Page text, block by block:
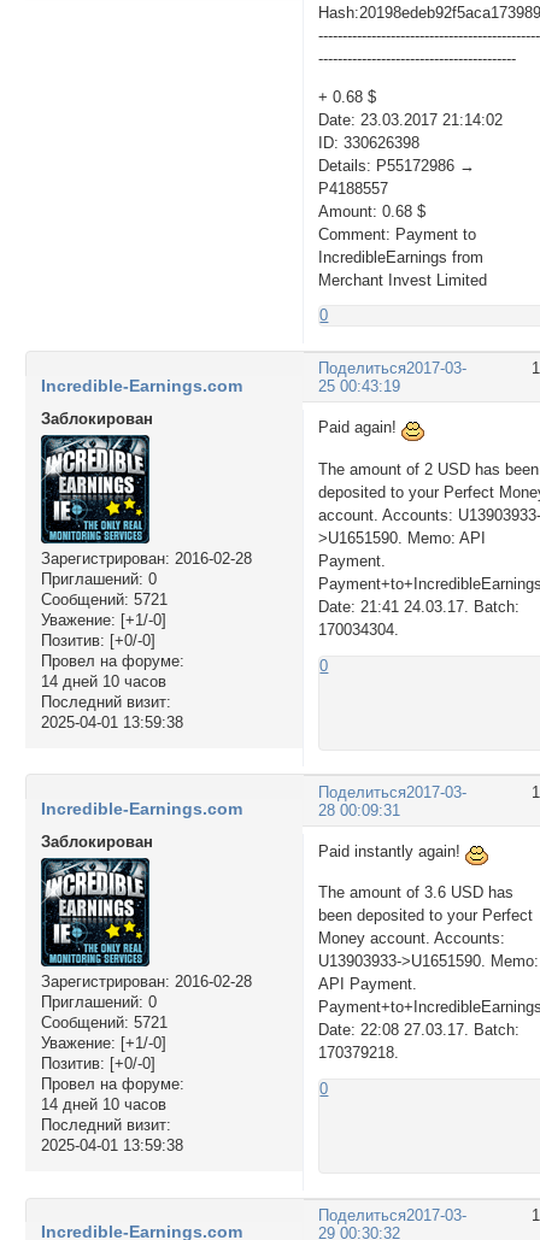
-----------------------------------------
+ 0.68 $
Date: 23.03.2017 21:14:02
ID: 330626398
Details: P55172986 →
P4188557
Amount: 0.68 $
Comment: Payment to
IncredibleEarnings from
Merchant Invest Limited
0
Поделиться2017-03-
25 00:43:19
Incredible-Earnings.com
Заблокирован
Зарегистрирован: 2016-02-28
Приглашений: 0
Сообщений: 5721
Уважение: [+1/-0]
Позитив: [+0/-0]
Провел на форуме:
14 дней 10 часов
Последний визит:
2025-04-01 13:59:38
Paid again!
The amount of 2 USD has been
deposited to your Perfect
account. Accounts:
>U1651590. Memo: API
Payment.
Date: 21:41 24.03.17. Batch:
170034304.
0
Поделиться2017-03-
28 00:09:31
Incredible-Earnings.com
Заблокирован
Зарегистрирован: 2016-02-28
Приглашений: 0
Сообщений: 5721
Уважение: [+1/-0]
Позитив: [+0/-0]
Провел на форуме:
14 дней 10 часов
Последний визит:
2025-04-01 13:59:38
Paid instantly again!
The amount of 3.6 USD has
been deposited to your Perfect
Money account. Accounts:
U13903933->U1651590. Memo:
API Payment.
Date: 22:08 27.03.17. Batch:
170379218.
0
Поделиться2017-03-
29 00:30:32
Incredible-Earnings.com